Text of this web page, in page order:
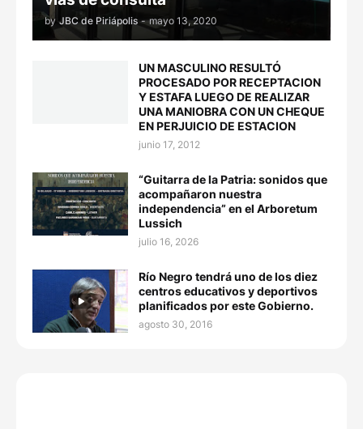
by JBC de Piriápolis - mayo 13, 2020
UN MASCULINO RESULTÓ
PROCESADO POR RECEPTACION
Y ESTAFA LUEGO DE REALIZAR
UNA MANIOBRA CON UN CHEQUE
EN PERJUICIO DE ESTACION
junio 17, 2012
“Guitarra de la Patria: sonidos que
acompañaron nuestra
independencia” en el Arboretum
Lussich
julio 16, 2026
Río Negro tendrá uno de los diez
centros educativos y deportivos
planificados por este Gobierno.
agosto 30, 2016